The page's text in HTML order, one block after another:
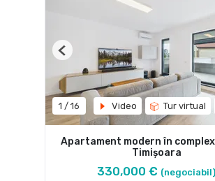
1 / 16 Video Tur virtual
Previous
Apartament modern în
Timișoara
330,000 € (negociabil)